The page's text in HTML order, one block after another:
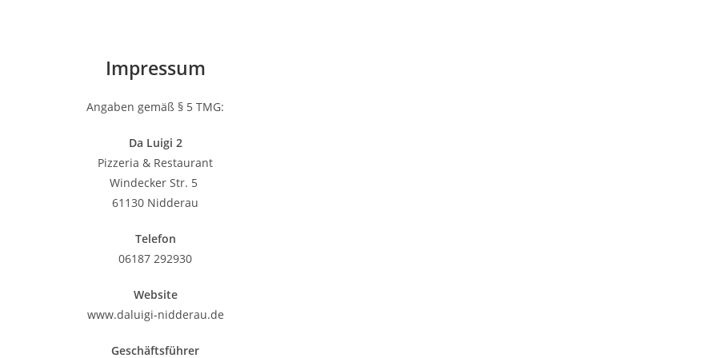
Impressum
Angaben gemäß § 5 TMG:
Da Luigi 2
Pizzeria & Restaurant
Windecker Str. 5
61130 Nidderau
Telefon
06187 292930
Website
www.daluigi-nidderau.de
Geschäftsführer